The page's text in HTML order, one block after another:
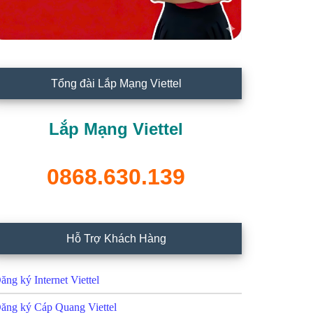
Tổng đài Lắp Mạng Viettel
Lắp Mạng Viettel
0868.630.139
Hỗ Trợ Khách Hàng
ký Internet Viettel
ký Cáp Quang Viettel